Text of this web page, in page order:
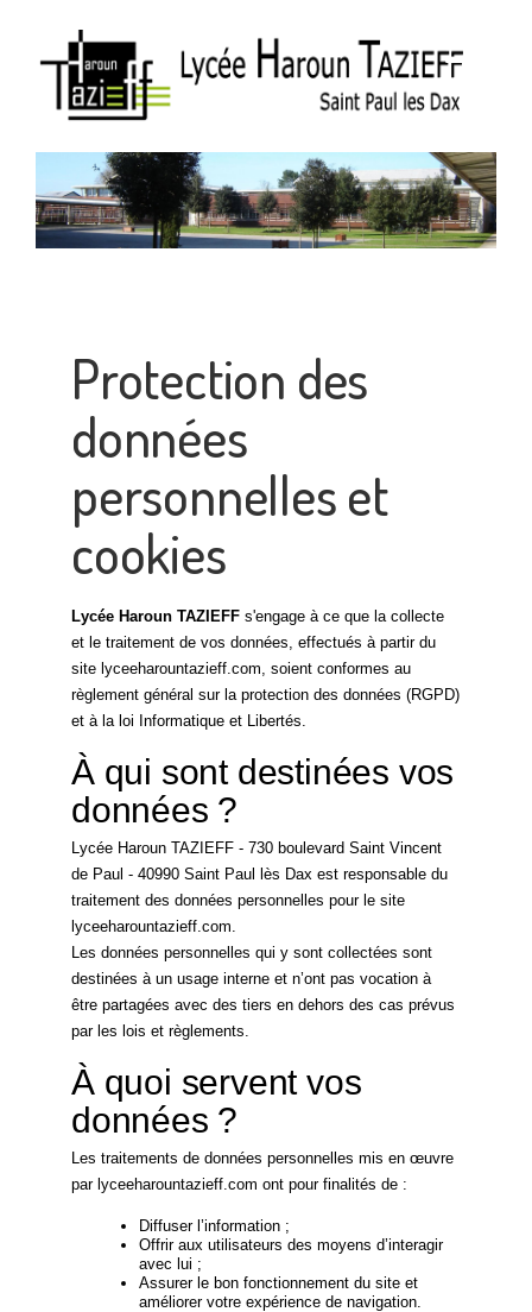
Protection des
données
personnelles et
cookies
Lycée Haroun TAZIEFF s'engage à ce que la collecte
et le traitement de vos données, effectués à partir du
site lyceeharountazieff.com, soient conformes au
règlement général sur la protection des données (RGPD)
et à la loi Informatique et Libertés.
À qui sont destinées vos
données ?
Lycée Haroun TAZIEFF - 730 boulevard Saint Vincent
de Paul - 40990 Saint Paul lès Dax est responsable du
traitement des données personnelles pour le site
lyceeharountazieff.com.
Les données personnelles qui y sont collectées sont
destinées à un usage interne et n’ont pas vocation à
être partagées avec des tiers en dehors des cas prévus
par les lois et règlements.
À quoi servent vos
données ?
Les traitements de données personnelles mis en œuvre
par lyceeharountazieff.com ont pour finalités de :
Diffuser l’information ;
Offrir aux utilisateurs des moyens d’interagir
avec lui ;
Assurer le bon fonctionnement du site et
améliorer votre expérience de navigation.